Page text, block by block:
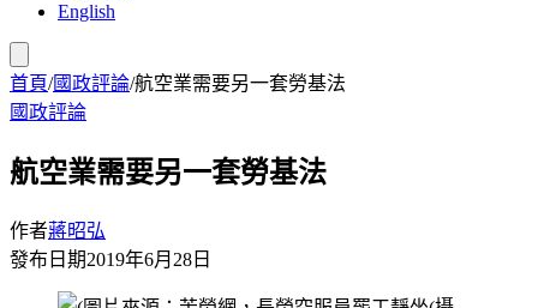
English
首頁/國政評論/航空業需要另一套勞基法
國政評論
航空業需要另一套勞基法
作者蔣昭弘
發布日期2019年6月28日